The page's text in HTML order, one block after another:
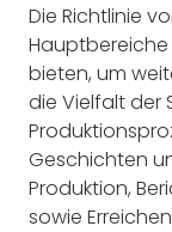
Die Richtlinie
bieten, um
die Vielfalt der
Geschichten
Produktion,
sowie